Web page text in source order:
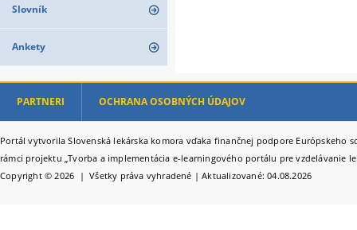
Slovník
Ankety
PARTNERI OCHRANA OSOBNÝCH ÚDAJOV
Portál vytvorila Slovenská lekárska komora vďaka finančnej podpore Európskeho
rámci projektu „Tvorba a implementácia e-learningového portálu pre vzdelávanie
Copyright © 2026 | Všetky práva vyhradené | Aktualizované: 04.08.2026